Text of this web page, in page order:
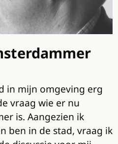
in mijn omgeving erg
vraag wie er nu
is. Aangezien ik
ben in de stad, vraag ik